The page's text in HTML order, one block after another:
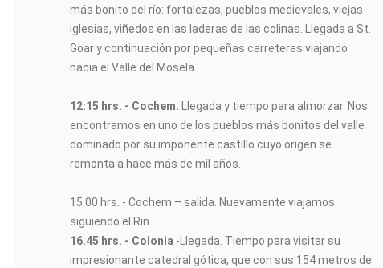
más bonito del río: fortalezas, pueblos medievales, viejas
iglesias, viñedos en las laderas de las colinas. Llegada a St.
Goar y continuación por pequeñas carreteras viajando
hacia el Valle del Mosela.
12:15 hrs. - Cochem. Llegada y tiempo para almorzar. Nos
encontramos en uno de los pueblos más bonitos del valle
dominado por su imponente castillo cuyo origen se
remonta a hace más de mil años.
15.00 hrs. - Cochem – salida. Nuevamente viajamos
siguiendo el Rin.
16.45 hrs. - Colonia -Llegada. Tiempo para visitar su
impresionante catedral gótica, que con sus 154 metros de